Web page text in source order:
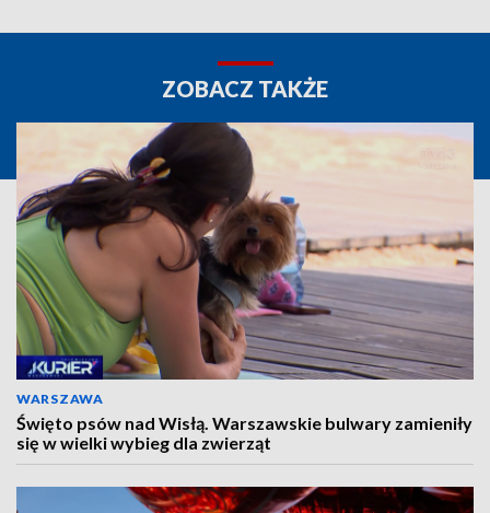
ZOBACZ TAKŻE
WARSZAWA
Święto psów nad Wisłą. Warszawskie bulwary zamieniły
się w wielki wybieg dla zwierząt